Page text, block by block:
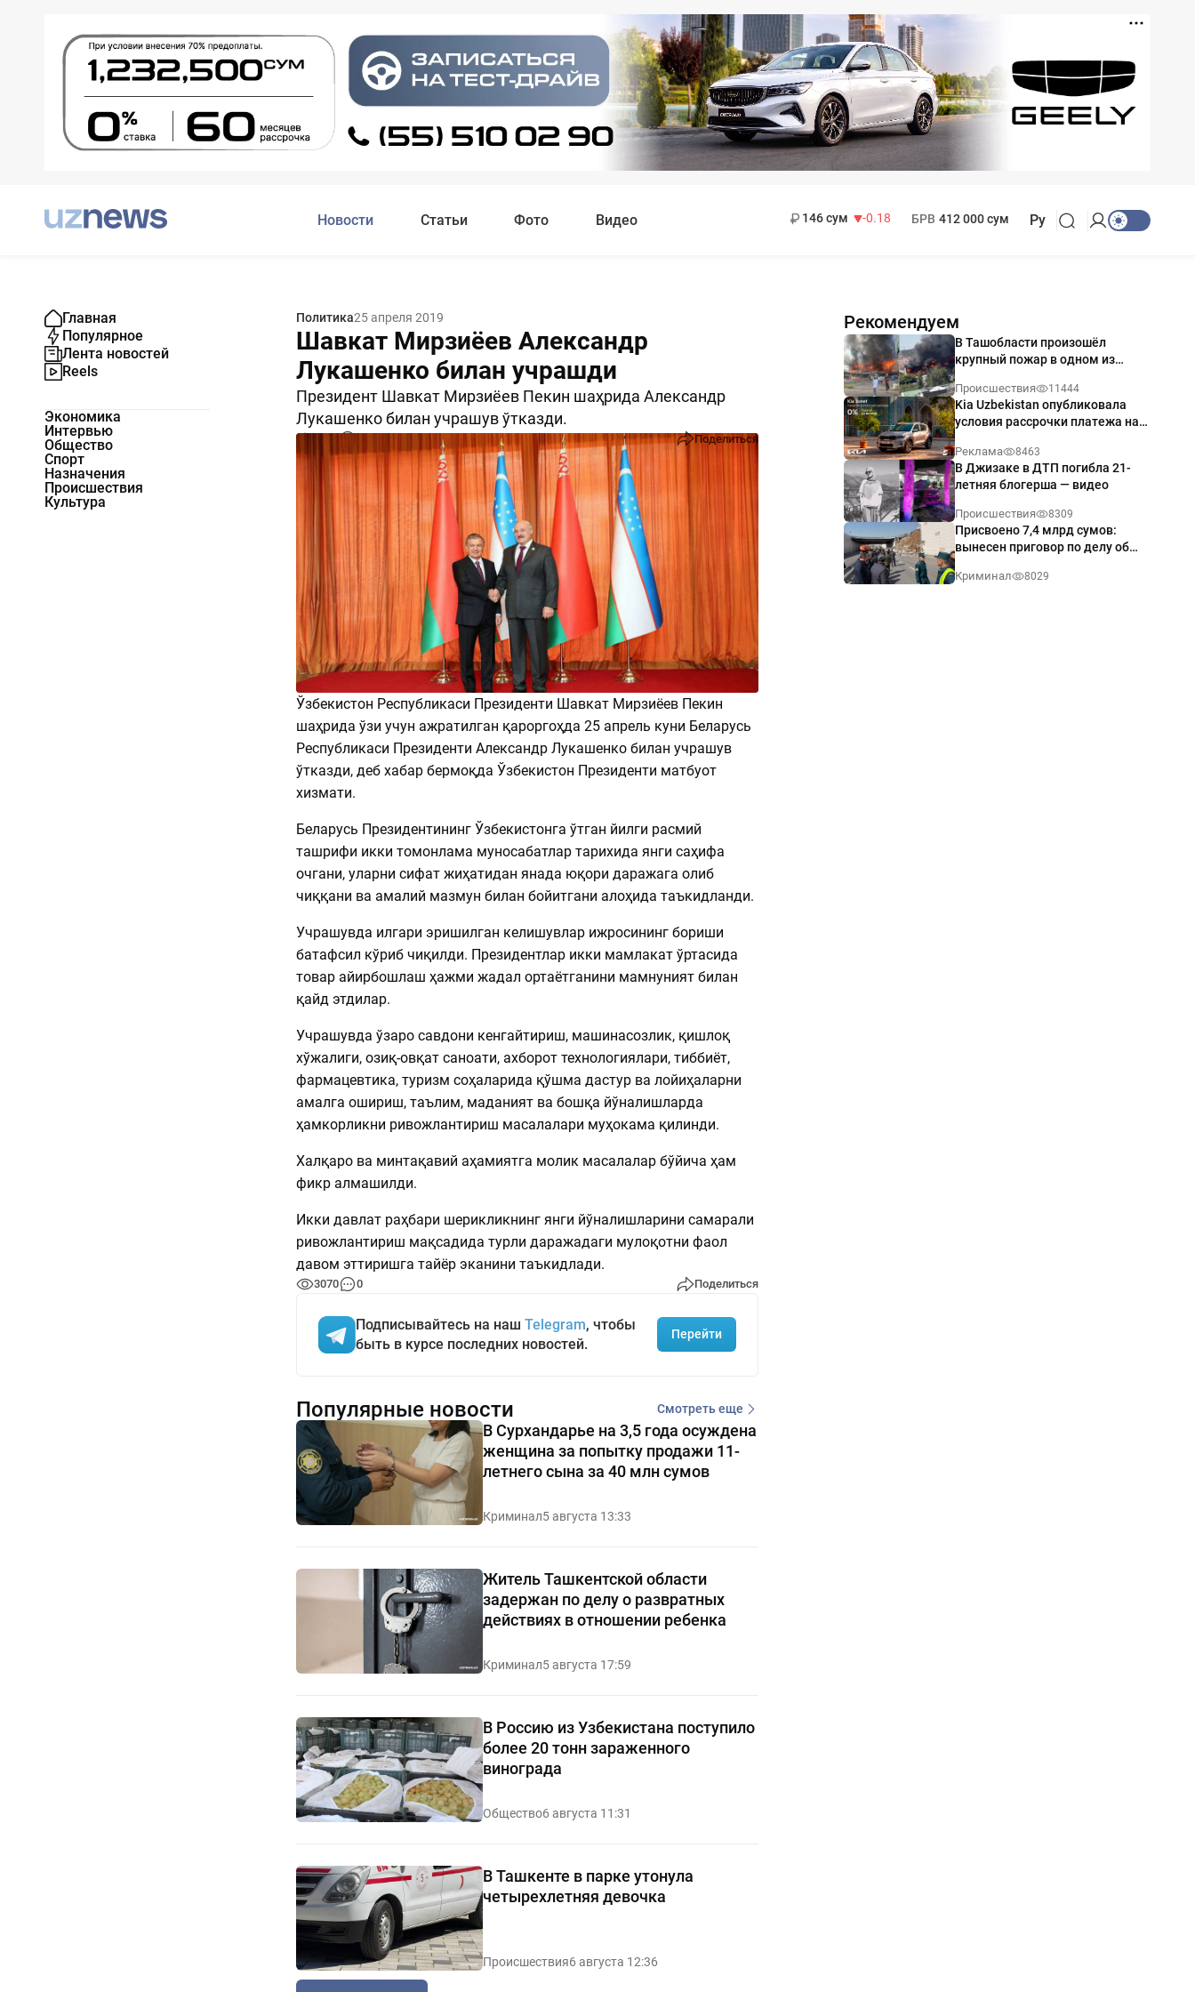
Новости Статьи Фото Видео
146 сум
-0.18
БРВ 412 000 сум Ру
Главная
Популярное
Лента новостей
Reels
Экономика
Интервью
Общество
Спорт
Назначения
Происшествия
Культура
Политика25 апреля 2019
Шавкат Мирзиёев Александр
Лукашенко билан учрашди
Президент Шавкат Мирзиёев Пекин шаҳрида Александр
Лукашенко билан учрашув ўтказди.
Поделиться
Ўзбекистон Республикаси Президенти Шавкат Мирзиёев Пекин
шаҳрида ўзи учун ажратилган қароргоҳда 25 апрель куни Беларусь
Республикаси Президенти Александр Лукашенко билан учрашув
ўтказди, деб хабар бермоқда Ўзбекистон Президенти матбуот
хизмати.
Беларусь Президентининг Ўзбекистонга ўтган йилги расмий
ташрифи икки томонлама муносабатлар тарихида янги саҳифа
очгани, уларни сифат жиҳатидан янада юқори даражага олиб
чиққани ва амалий мазмун билан бойитгани алоҳида таъкидланди.
Учрашувда илгари эришилган келишувлар ижросининг бориши
батафсил кўриб чиқилди. Президентлар икки мамлакат ўртасида
товар айирбошлаш ҳажми жадал ортаётганини мамнуният билан
қайд этдилар.
Учрашувда ўзаро савдони кенгайтириш, машинасозлик, қишлоқ
хўжалиги, озиқ-овқат саноати, ахборот технологиялари, тиббиёт,
фармацевтика, туризм соҳаларида қўшма дастур ва лойиҳаларни
амалга ошириш, таълим, маданият ва бошқа йўналишларда
ҳамкорликни ривожлантириш масалалари муҳокама қилинди.
Халқаро ва минтақавий аҳамиятга молик масалалар бўйича ҳам
фикр алмашилди.
Икки давлат раҳбари шерикликнинг янги йўналишларини самарали
ривожлантириш мақсадида турли даражадаги мулоқотни фаол
давом эттиришга тайёр эканини таъкидлади.
3070 0 Поделиться
Подписывайтесь на наш Telegram, чтобы
быть в курсе последних новостей.
Перейти
Рекомендуем
В Ташобласти произошёл
крупный пожар в одном из
Происшествия 11444
Kia Uzbekistan опубликовала
условия рассрочки платежа на
годовых
Реклама 8463
В Джизаке в ДТП погибла 21-
летняя блогерша — видео
Происшествия 8309
Присвоено 7,4 млрд сумов:
вынесен приговор по делу об
Ташкенте
Криминал 8029
Популярные новости Смотреть еще
В Сурхандарье на 3,5 года осуждена
женщина за попытку продажи 11-
летнего сына за 40 млн сумов
Криминал5 августа 13:33
Житель Ташкентской области
задержан по делу о развратных
действиях в отношении ребенка
Криминал5 августа 17:59
В Россию из Узбекистана поступило
более 20 тонн зараженного
винограда
Общество6 августа 11:31
В Ташкенте в парке утонула
четырехлетняя девочка
Происшествия6 августа 12:36